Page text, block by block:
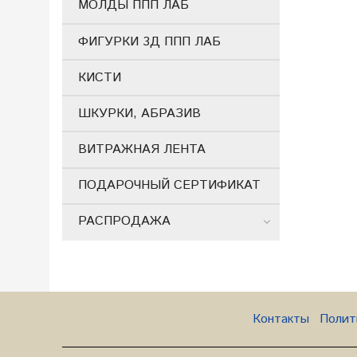
МОЛДЫ ППП ЛАБ
ФИГУРКИ 3Д ППП ЛАБ
КИСТИ
ШКУРКИ, АБРАЗИВ
ВИТРАЖНАЯ ЛЕНТА
ПОДАРОЧНЫЙ СЕРТИФИКАТ
РАСПРОДАЖА
Контакты